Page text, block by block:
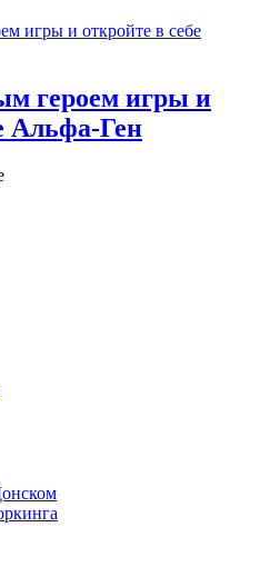
героем игры и
Альфа-Ген